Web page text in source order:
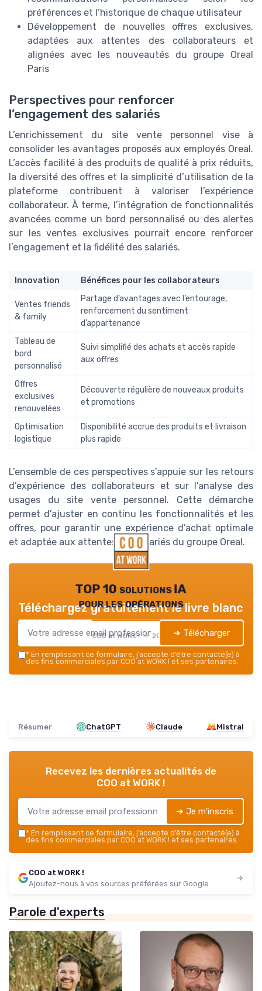
préférences et l’historique de chaque utilisateur
Développement de nouvelles offres exclusives,
adaptées aux attentes des collaborateurs et
alignées avec les nouveautés du groupe Oreal
Paris
Perspectives pour renforcer
l’engagement des salariés
L’enrichissement du site vente personnel vise à
consolider les avantages proposés aux employés Oreal.
L’accès facilité à des produits de qualité à prix réduits,
la diversité des offres et la simplicité d’utilisation de la
plateforme contribuent à valoriser l’expérience
collaborateur. À terme, l’intégration de fonctionnalités
avancées comme un bord personnalisé ou des alertes
sur les ventes exclusives pourrait encore renforcer
l’engagement et la fidélité des salariés.
Innovation Bénéfices pour les collaborateurs
Ventes friends
& family
Partage d’avantages avec l’entourage,
renforcement du sentiment
d’appartenance
Tableau de
bord
personnalisé
Suivi simplifié des achats et accès rapide
aux offres
Offres
exclusives
renouvelées
Découverte régulière de nouveaux produits
et promotions
Optimisation
logistique
Disponibilité accrue des produits et livraison
plus rapide
L’ensemble de ces perspectives s’appuie sur les retours
d’expérience des collaborateurs et sur l’analyse des
usages du site vente personnel. Cette démarche
permet d’ajuster en continu les fonctionnalités et les
offres, pour garantir une expérience d’achat optimale
et adaptée aux attentes des salariés du groupe Oreal.
TOP 10 solutions IA
pour les opérations
COO at WORK ! — 2026
Téléchargez gratuitement le livre blanc
➔ Télécharger
* En remplissant ce formulaire, j’accepte d’être contacté(e) à
des fins commerciales par COO at WORK ! et ses partenaires.
Résumer ChatGPT Claude Mistral
Recevez les dernières actualités de
COO at WORK !
➔ Je m'inscris
* En remplissant ce formulaire, j’accepte d’être contacté(e) à
des fins commerciales par COO at WORK ! et ses partenaires.
COO at WORK !
Ajoutez-nous à vos sources préférées sur Google
Parole d'experts